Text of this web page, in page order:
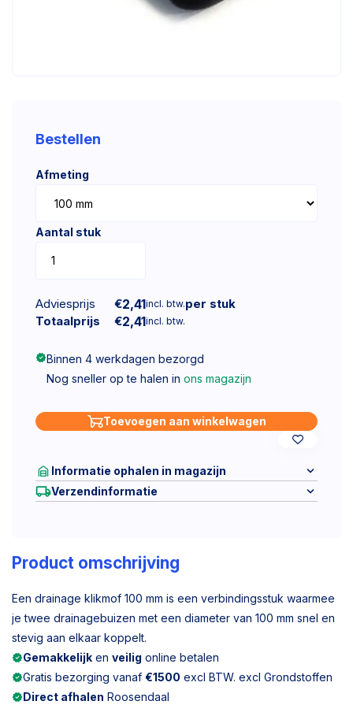
Bestellen
Afmeting
Aantal stuk
Adviesprijs €2,41incl. btw.per stuk
Totaalprijs
€2,41incl. btw.
Binnen 4 werkdagen bezorgd
Nog sneller op te halen in ons magazijn
Toevoegen aan winkelwagen
Informatie ophalen in magazijn
Verzendinformatie
Product omschrijving
Een drainage klikmof 100 mm is een verbindingsstuk waarmee
je twee drainagebuizen met een diameter van 100 mm snel en
stevig aan elkaar koppelt.
Gemakkelijk en veilig online betalen
Gratis bezorging vanaf €1500 excl BTW. excl Grondstoffen
Direct afhalen Roosendaal